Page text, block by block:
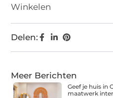
Winkelen
Delen:
Meer Berichten
Geef je huis in
maatwerk